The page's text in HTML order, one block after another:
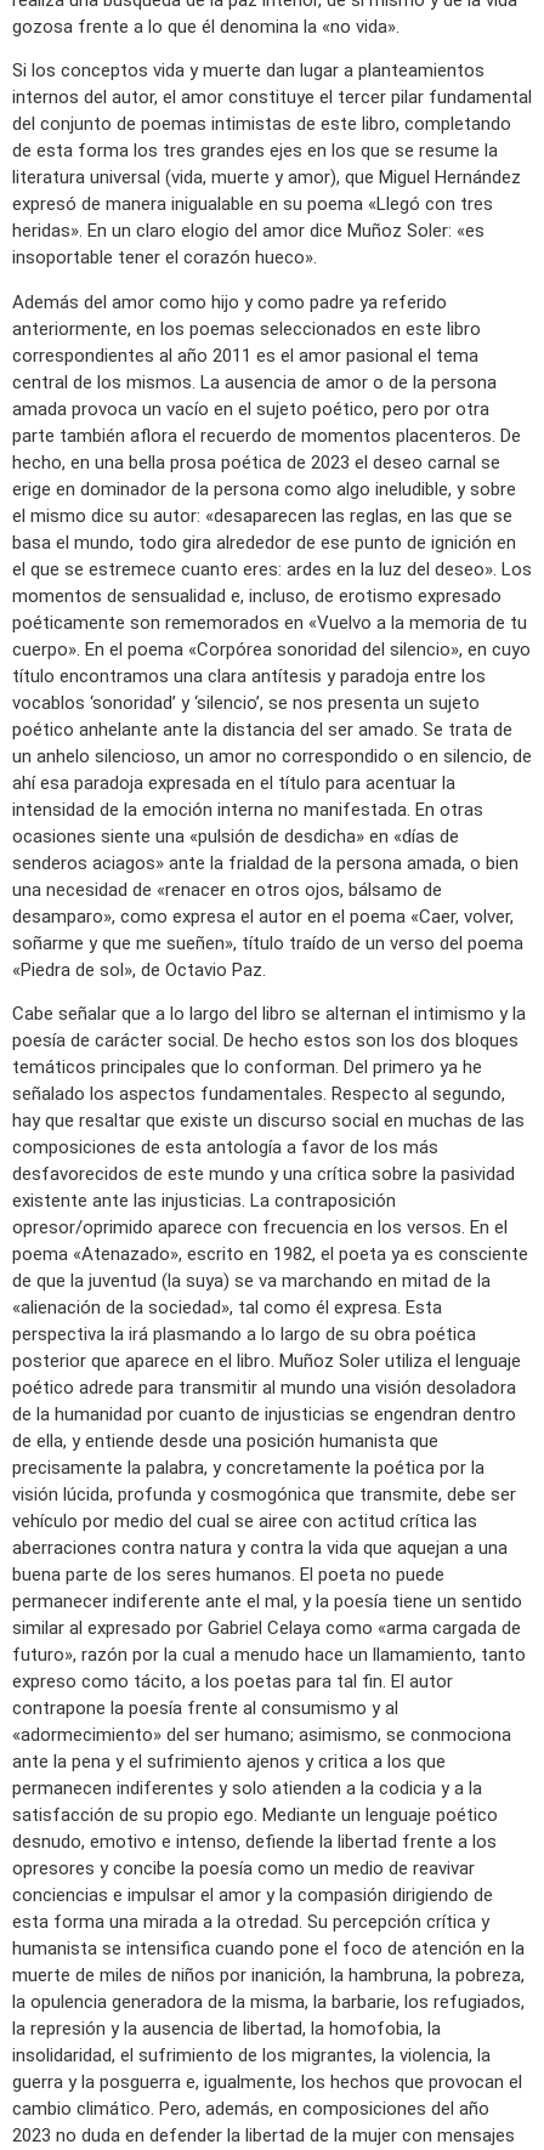
gozosa frente a lo que él denomina la «no vida».
Si los conceptos vida y muerte dan lugar a planteamientos
internos del autor, el amor constituye el tercer pilar fundamental
del conjunto de poemas intimistas de este libro, completando
de esta forma los tres grandes ejes en los que se resume la
literatura universal (vida, muerte y amor), que Miguel Hernández
expresó de manera inigualable en su poema «Llegó con tres
heridas». En un claro elogio del amor dice Muñoz Soler: «es
insoportable tener el corazón hueco».
Además del amor como hijo y como padre ya referido
anteriormente, en los poemas seleccionados en este libro
correspondientes al año 2011 es el amor pasional el tema
central de los mismos. La ausencia de amor o de la persona
amada provoca un vacío en el sujeto poético, pero por otra
parte también aflora el recuerdo de momentos placenteros. De
hecho, en una bella prosa poética de 2023 el deseo carnal se
erige en dominador de la persona como algo ineludible, y sobre
el mismo dice su autor: «desaparecen las reglas, en las que se
basa el mundo, todo gira alrededor de ese punto de ignición en
el que se estremece cuanto eres: ardes en la luz del deseo». Los
momentos de sensualidad e, incluso, de erotismo expresado
poéticamente son rememorados en «Vuelvo a la memoria de tu
cuerpo». En el poema «Corpórea sonoridad del silencio», en cuyo
título encontramos una clara antítesis y paradoja entre los
vocablos ‘sonoridad’ y ‘silencio’, se nos presenta un sujeto
poético anhelante ante la distancia del ser amado. Se trata de
un anhelo silencioso, un amor no correspondido o en silencio, de
ahí esa paradoja expresada en el título para acentuar la
intensidad de la emoción interna no manifestada. En otras
ocasiones siente una «pulsión de desdicha» en «días de
senderos aciagos» ante la frialdad de la persona amada, o bien
una necesidad de «renacer en otros ojos, bálsamo de
desamparo», como expresa el autor en el poema «Caer, volver,
soñarme y que me sueñen», título traído de un verso del poema
«Piedra de sol», de Octavio Paz.
Cabe señalar que a lo largo del libro se alternan el intimismo y la
poesía de carácter social. De hecho estos son los dos bloques
temáticos principales que lo conforman. Del primero ya he
señalado los aspectos fundamentales. Respecto al segundo,
hay que resaltar que existe un discurso social en muchas de las
composiciones de esta antología a favor de los más
desfavorecidos de este mundo y una crítica sobre la pasividad
existente ante las injusticias. La contraposición
opresor/oprimido aparece con frecuencia en los versos. En el
poema «Atenazado», escrito en 1982, el poeta ya es consciente
de que la juventud (la suya) se va marchando en mitad de la
«alienación de la sociedad», tal como él expresa. Esta
perspectiva la irá plasmando a lo largo de su obra poética
posterior que aparece en el libro. Muñoz Soler utiliza el lenguaje
poético adrede para transmitir al mundo una visión desoladora
de la humanidad por cuanto de injusticias se engendran dentro
de ella, y entiende desde una posición humanista que
precisamente la palabra, y concretamente la poética por la
visión lúcida, profunda y cosmogónica que transmite, debe ser
vehículo por medio del cual se airee con actitud crítica las
aberraciones contra natura y contra la vida que aquejan a una
buena parte de los seres humanos. El poeta no puede
permanecer indiferente ante el mal, y la poesía tiene un sentido
similar al expresado por Gabriel Celaya como «arma cargada de
futuro», razón por la cual a menudo hace un llamamiento, tanto
expreso como tácito, a los poetas para tal fin. El autor
contrapone la poesía frente al consumismo y al
«adormecimiento» del ser humano; asimismo, se conmociona
ante la pena y el sufrimiento ajenos y critica a los que
permanecen indiferentes y solo atienden a la codicia y a la
satisfacción de su propio ego. Mediante un lenguaje poético
desnudo, emotivo e intenso, defiende la libertad frente a los
opresores y concibe la poesía como un medio de reavivar
conciencias e impulsar el amor y la compasión dirigiendo de
esta forma una mirada a la otredad. Su percepción crítica y
humanista se intensifica cuando pone el foco de atención en la
muerte de miles de niños por inanición, la hambruna, la pobreza,
la opulencia generadora de la misma, la barbarie, los refugiados,
la represión y la ausencia de libertad, la homofobia, la
insolidaridad, el sufrimiento de los migrantes, la violencia, la
guerra y la posguerra e, igualmente, los hechos que provocan el
cambio climático. Pero, además, en composiciones del año
2023 no duda en defender la libertad de la mujer con mensajes